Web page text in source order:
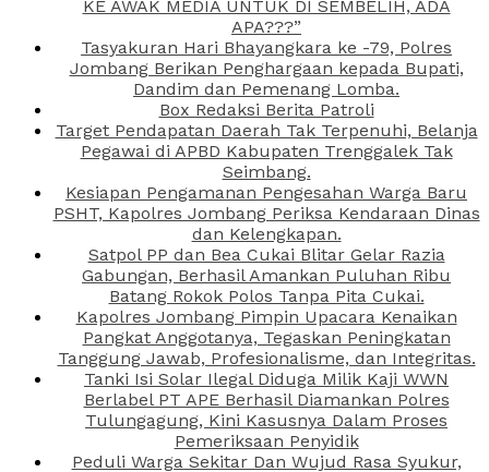
KE AWAK MEDIA UNTUK DI SEMBELIH, ADA
APA???”
Tasyakuran Hari Bhayangkara ke -79, Polres
Jombang Berikan Penghargaan kepada Bupati,
Dandim dan Pemenang Lomba.
Box Redaksi Berita Patroli
Target Pendapatan Daerah Tak Terpenuhi, Belanja
Pegawai di APBD Kabupaten Trenggalek Tak
Seimbang.
Kesiapan Pengamanan Pengesahan Warga Baru
PSHT, Kapolres Jombang Periksa Kendaraan Dinas
dan Kelengkapan.
Satpol PP dan Bea Cukai Blitar Gelar Razia
Gabungan, Berhasil Amankan Puluhan Ribu
Batang Rokok Polos Tanpa Pita Cukai.
Kapolres Jombang Pimpin Upacara Kenaikan
Pangkat Anggotanya, Tegaskan Peningkatan
Tanggung Jawab, Profesionalisme, dan Integritas.
Tanki Isi Solar Ilegal Diduga Milik Kaji WWN
Berlabel PT APE Berhasil Diamankan Polres
Tulungagung, Kini Kasusnya Dalam Proses
Pemeriksaan Penyidik
Peduli Warga Sekitar Dan Wujud Rasa Syukur,